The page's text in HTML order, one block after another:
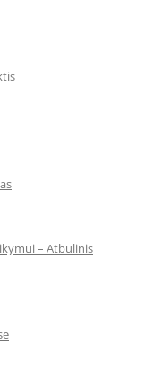
– Atbulinis